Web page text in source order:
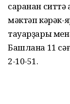
саранан ситтә
мәктәп кәрәк-
тауарҙары
Башлана 11
2-10-51.